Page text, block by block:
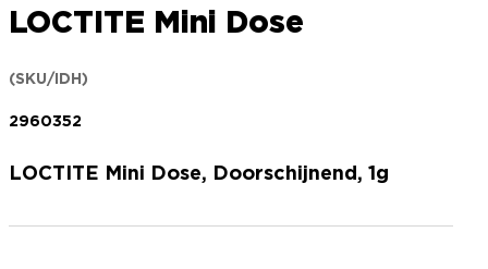
LOCTITE Mini Dose
(SKU/IDH)
2960352
LOCTITE Mini Dose, Doorschijnend, 1g